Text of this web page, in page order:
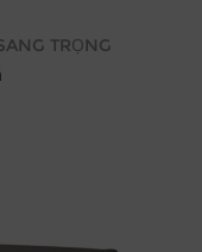
TRỌNG